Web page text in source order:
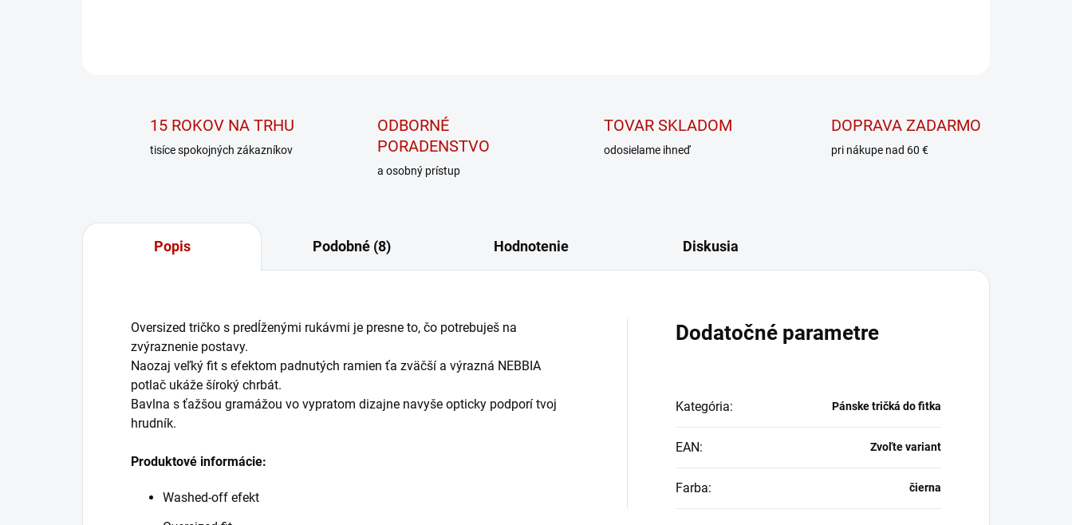
15 ROKOV NA TRHU
tisíce spokojných zákazníkov
ODBORNÉ
PORADENSTVO
a osobný prístup
TOVAR SKLADOM
odosielame ihneď
DOPRAVA ZADARMO
pri nákupe nad 60 €
Popis Podobné (8) Hodnotenie Diskusia
Oversized tričko s predĺženými rukávmi je presne to, čo potrebuješ na
zvýraznenie postavy.
Naozaj veľký fit s efektom padnutých ramien ťa zväčší a výrazná NEBBIA
potlač ukáže šíroký chrbát.
Bavlna s ťažšou gramážou vo vypratom dizajne navyše opticky podporí tvoj
hrudník.
Produktové informácie:
Washed-off efekt
Dodatočné parametre
Kategória: Pánske tričká do fitka
EAN: Zvoľte variant
Farba: čierna